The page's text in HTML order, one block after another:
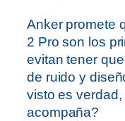
Anker promete
2 Pro son los
evitan tener
de ruido y
visto es
acompaña?